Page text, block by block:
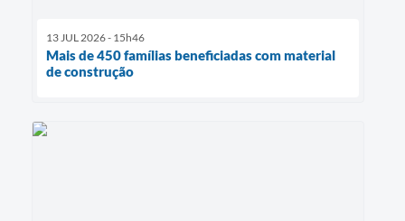
13 JUL 2026 - 15h46
Mais de 450 famílias beneficiadas com material
de construção